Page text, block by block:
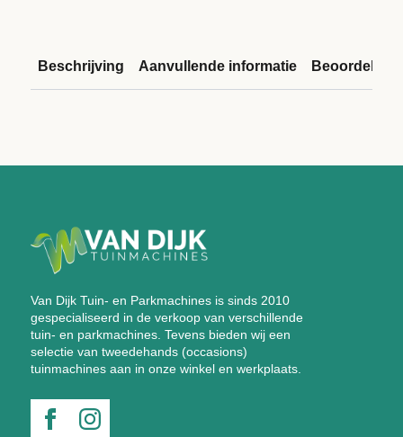
Beschrijving Aanvullende informatie
Van Dijk Tuin- en Parkmachines is sinds 2010
gespecialiseerd in de verkoop van verschillende
tuin- en parkmachines. Tevens bieden wij een
selectie van tweedehands (occasions)
tuinmachines aan in onze winkel en werkplaats.